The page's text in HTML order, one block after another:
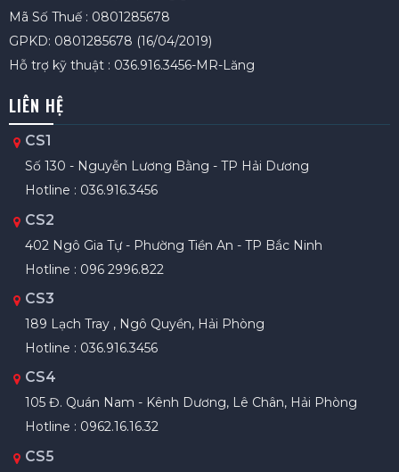
Mã Số Thuế : 0801285678
GPKD: 0801285678 (16/04/2019)
Hỗ trợ kỹ thuật : 036.916.3456-MR-Lăng
LIÊN HỆ
CS1
Số 130 - Nguyễn Lương Bằng - TP Hải Dương
Hotline : 036.916.3456
CS2
402 Ngô Gia Tự - Phường Tiền An - TP Bắc Ninh
Hotline : 096 2996.822
CS3
189 Lạch Tray , Ngô Quyền, Hải Phòng
Hotline : 036.916.3456
CS4
105 Đ. Quán Nam - Kênh Dương, Lê Chân, Hải Phòng
Hotline : 0962.16.16.32
CS5